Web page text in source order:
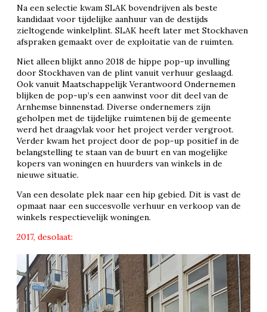
Na een selectie kwam SLAK bovendrijven als beste
kandidaat voor tijdelijke aanhuur van de destijds
zieltogende winkelplint. SLAK heeft later met Stockhaven
afspraken gemaakt over de exploitatie van de ruimten.
Niet alleen blijkt anno 2018 de hippe pop-up invulling
door Stockhaven van de plint vanuit verhuur geslaagd.
Ook vanuit Maatschappelijk Verantwoord Ondernemen
blijken de pop-up’s een aanwinst voor dit deel van de
Arnhemse binnenstad. Diverse ondernemers zijn
geholpen met de tijdelijke ruimtenen bij de gemeente
werd het draagvlak voor het project verder vergroot.
Verder kwam het project door de pop-up positief in de
belangstelling te staan van de buurt en van mogelijke
kopers van woningen en huurders van winkels in de
nieuwe situatie.
Van een desolate plek naar een hip gebied. Dit is vast de
opmaat naar een succesvolle verhuur en verkoop van de
winkels respectievelijk woningen.
2017, desolaat: